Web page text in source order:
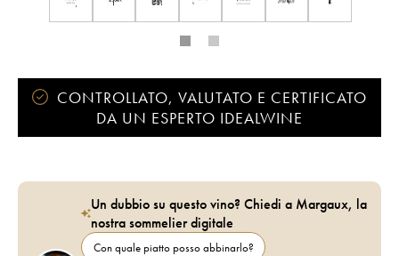
CONTROLLATO, VALUTATO E CERTIFICATO
DA UN ESPERTO IDEALWINE
Un dubbio su questo vino? Chiedi a Margaux, la
nostra sommelier digitale
Con quale piatto posso abbinarlo?